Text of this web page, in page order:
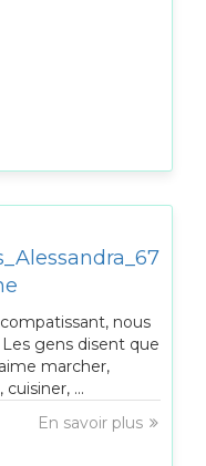
nous
gens disent que
marcher,
...
En savoir plus